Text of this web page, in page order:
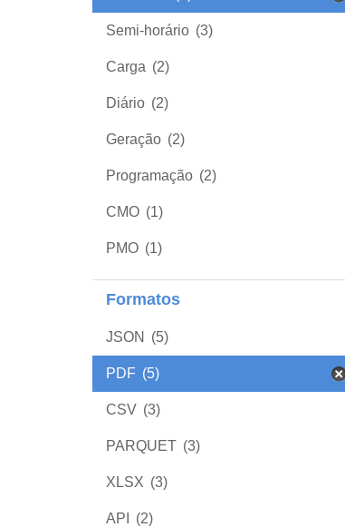
Semi-horário (3)
Carga (2)
Diário (2)
Geração (2)
Programação (2)
CMO (1)
PMO (1)
Formatos
JSON (5)
PDF (5)
CSV (3)
PARQUET (3)
XLSX (3)
API (2)